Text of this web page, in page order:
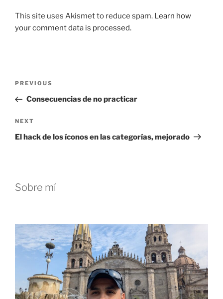
This site uses Akismet to reduce spam. Learn how
your comment data is processed.
Previous
Post
PREVIOUS
Consecuencias de no practicar
Next
Post
NEXT
El hack de los íconos en las categorías, mejorado
Sobre mí